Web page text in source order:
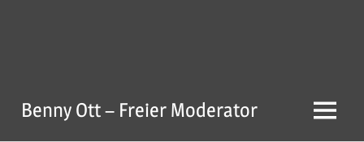
Benny Ott – Freier Moderator Menu